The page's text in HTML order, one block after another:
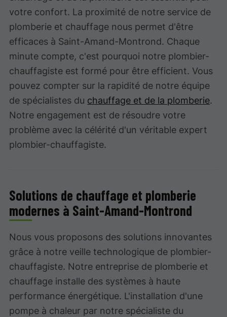
votre confort. La proximité de notre service de
plomberie et chauffage nous permet d'être
efficaces à Saint-Amand-Montrond. Chaque
minute compte, c'est pourquoi notre plombier-
chauffagiste est formé pour être efficient. Vous
pouvez compter sur la rapidité de notre équipe
de spécialistes du chauffage et de la plomberie.
Notre engagement est de résoudre votre
problème avec la célérité d'un véritable expert
plombier-chauffagiste.
Solutions de chauffage et plomberie
modernes à Saint-Amand-Montrond
Nous vous proposons des solutions innovantes
grâce à notre veille technologique de plombier-
chauffagiste. Notre entreprise de plomberie et
chauffage installe des systèmes à haute
performance énergétique. L'installation d'une
pompe à chaleur par notre spécialiste du